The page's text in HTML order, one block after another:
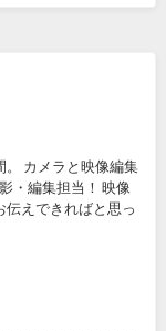
カメラと映像編集
・編集担当！ 映像
えできればと思っ